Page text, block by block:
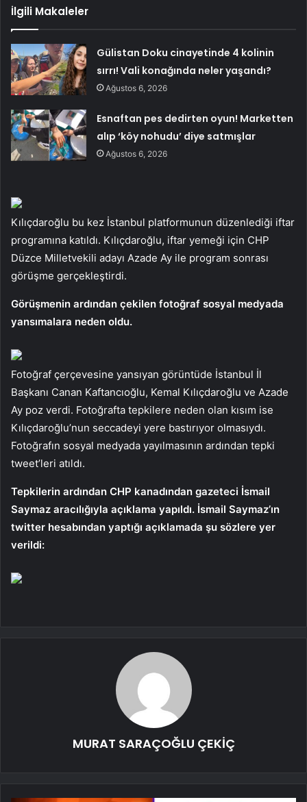
İlgili Makaleler
Gülistan Doku cinayetinde 4 kolinin
sırrı! Vali konağında neler yaşandı?
Ağustos 6, 2026
Esnaftan pes dedirten oyun! Marketten
alıp ‘köy nohudu’ diye satmışlar
Ağustos 6, 2026
Kılıçdaroğlu bu kez İstanbul platformunun düzenlediği iftar
programına katıldı. Kılıçdaroğlu, iftar yemeği için CHP
Düzce Milletvekili adayı Azade Ay ile program sonrası
görüşme gerçekleştirdi.
Görüşmenin ardından çekilen fotoğraf sosyal medyada
yansımalara neden oldu.
Fotoğraf çerçevesine yansıyan görüntüde İstanbul İl
Başkanı Canan Kaftancıoğlu, Kemal Kılıçdaroğlu ve Azade
Ay poz verdi. Fotoğrafta tepkilere neden olan kısım ise
Kılıçdaroğlu’nun seccadeyi yere bastırıyor olmasıydı.
Fotoğrafın sosyal medyada yayılmasının ardından tepki
tweet’leri atıldı.
Tepkilerin ardından CHP kanadından gazeteci İsmail
Saymaz aracılığıyla açıklama yapıldı. İsmail Saymaz’ın
twitter hesabından yaptığı açıklamada şu sözlere yer
verildi:
MURAT SARAÇOĞLU ÇEKİÇ